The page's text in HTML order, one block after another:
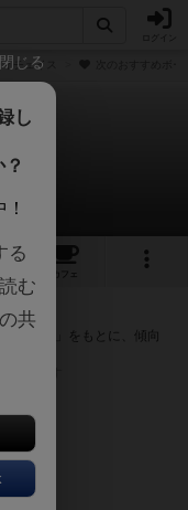
チェイス
ム
カフェ
すめ
の評価」をもとに、傾向
。
閉じる
し
る
む
共